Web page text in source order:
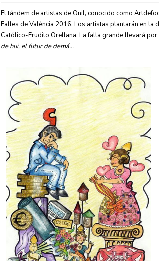
El tándem de artistas de Onil, conocido como
Falles de València 2016. Los artistas plantarán en la
Católico-Erudito Orellana. La falla grande llevará por
de hui, el futur de demá…